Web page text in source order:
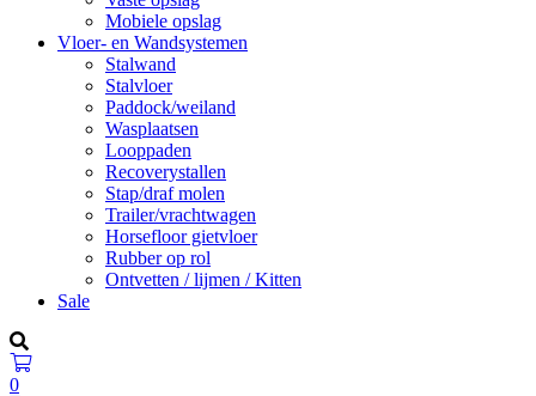
Mobiele opslag
Vloer- en Wandsystemen
Stalwand
Stalvloer
Paddock/weiland
Wasplaatsen
Looppaden
Recoverystallen
Stap/draf molen
Trailer/vrachtwagen
Horsefloor gietvloer
Rubber op rol
Ontvetten / lijmen / Kitten
Sale
0